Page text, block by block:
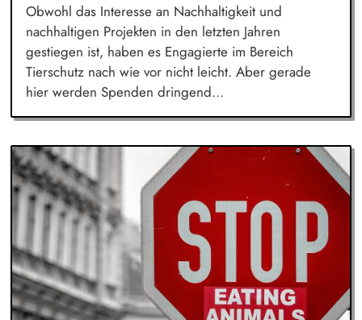
Obwohl das Interesse an Nachhaltigkeit und
nachhaltigen Projekten in den letzten Jahren
gestiegen ist, haben es Engagierte im Bereich
Tierschutz nach wie vor nicht leicht. Aber gerade
hier werden Spenden dringend...